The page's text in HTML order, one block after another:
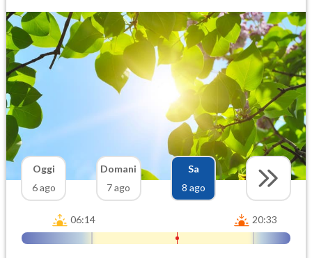
Oggi
6 ago
Domani
7 ago
Sa
8 ago
06:14 20:33